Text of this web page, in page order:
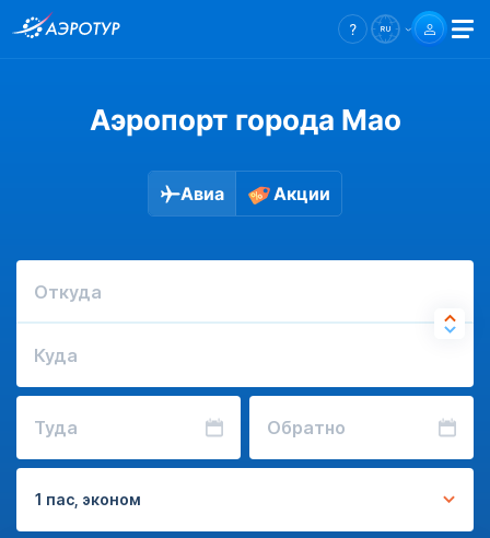
Аэропорт города Мао
Авиа Акции
Откуда
Куда
Туда Обратно
1 пас, эконом